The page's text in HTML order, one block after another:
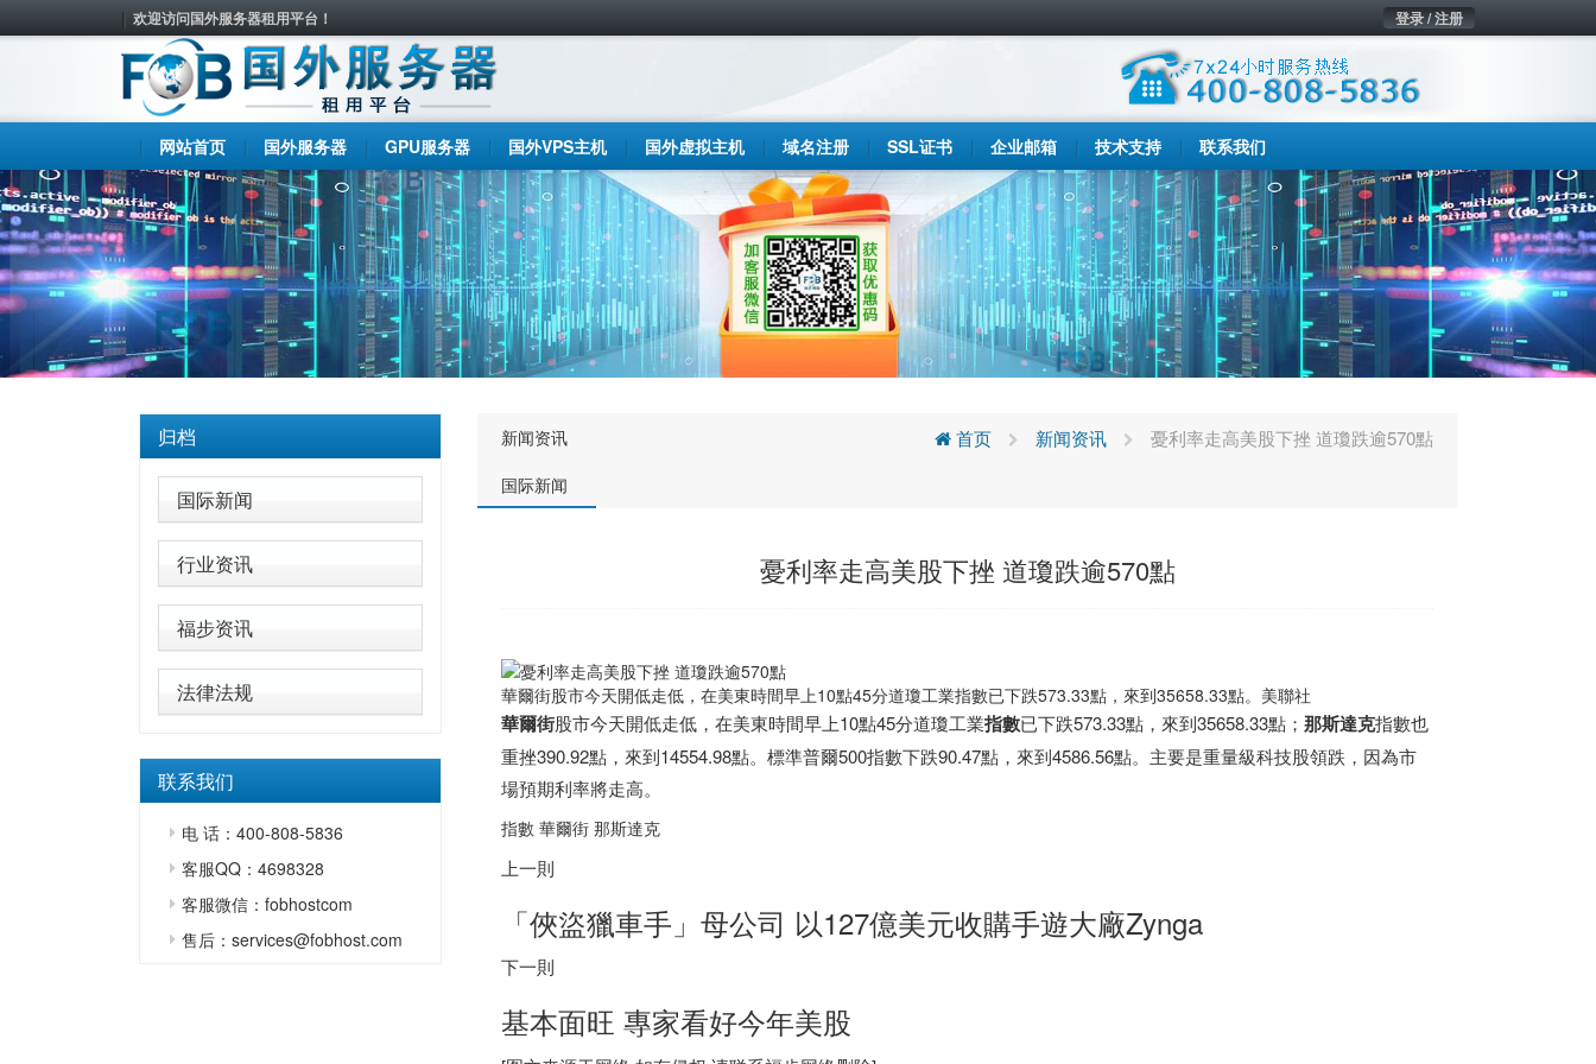
欢迎访问国外服务器租用平台！ 登录 / 注册
网站首页 国外服务器 GPU服务器 国外VPS主机 国外虚拟主机 域名注册 SSL证书 企业邮箱 技术支持 联系我们
归档
国际新闻
行业资讯
福步资讯
法律法规
联系我们
电 话：400-808-5836
客服QQ：4698328
客服微信：fobhostcom
售后：services@fobhost.com
新闻资讯
国际新闻
首页 新闻资讯 憂利率走高美股下挫 道瓊跌逾570點
憂利率走高美股下挫 道瓊跌逾570點
華爾街股市今天開低走低，在美東時間早上10點45分道瓊工業指數已下跌573.33點，來到35658.33點。美聯社
華爾街股市今天開低走低，在美東時間早上10點45分道瓊工業指數已下跌573.33點，來到35658.33點； 那斯達克指數也
重挫390.92點，來到14554.98點。標準普爾500指數下跌90.47點，來到4586.56點。主要是重量級科技股領跌，因為市
場預期利率將走高。
指數 華爾街 那斯達克
上一則
「俠盜獵車手」母公司 以127億美元收購手遊大廠Zynga
下一則
基本面旺 專家看好今年美股